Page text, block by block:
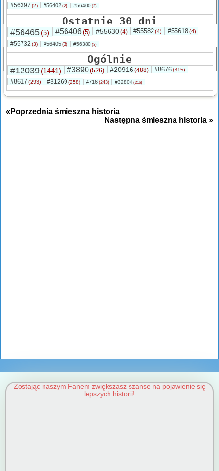
#56397 (2) #56402 (2) #56400 (2)
Ostatnie 30 dni
#56465(5) #56406(5) #55630(4) #55582(4) #55618(4)
#55732 (3) #56405 (3) #56380 (3)
Ogólnie
#12039(1441) #3890(526) #20916 (488) #8676(315)
#8617(293) #31269 (258) #716 (243) #32804 (216)
«Poprzednia śmieszna historia
Następna śmieszna historia »
Zostając naszym Fanem zwiększasz szanse na pojawienie się
lepszych historii!